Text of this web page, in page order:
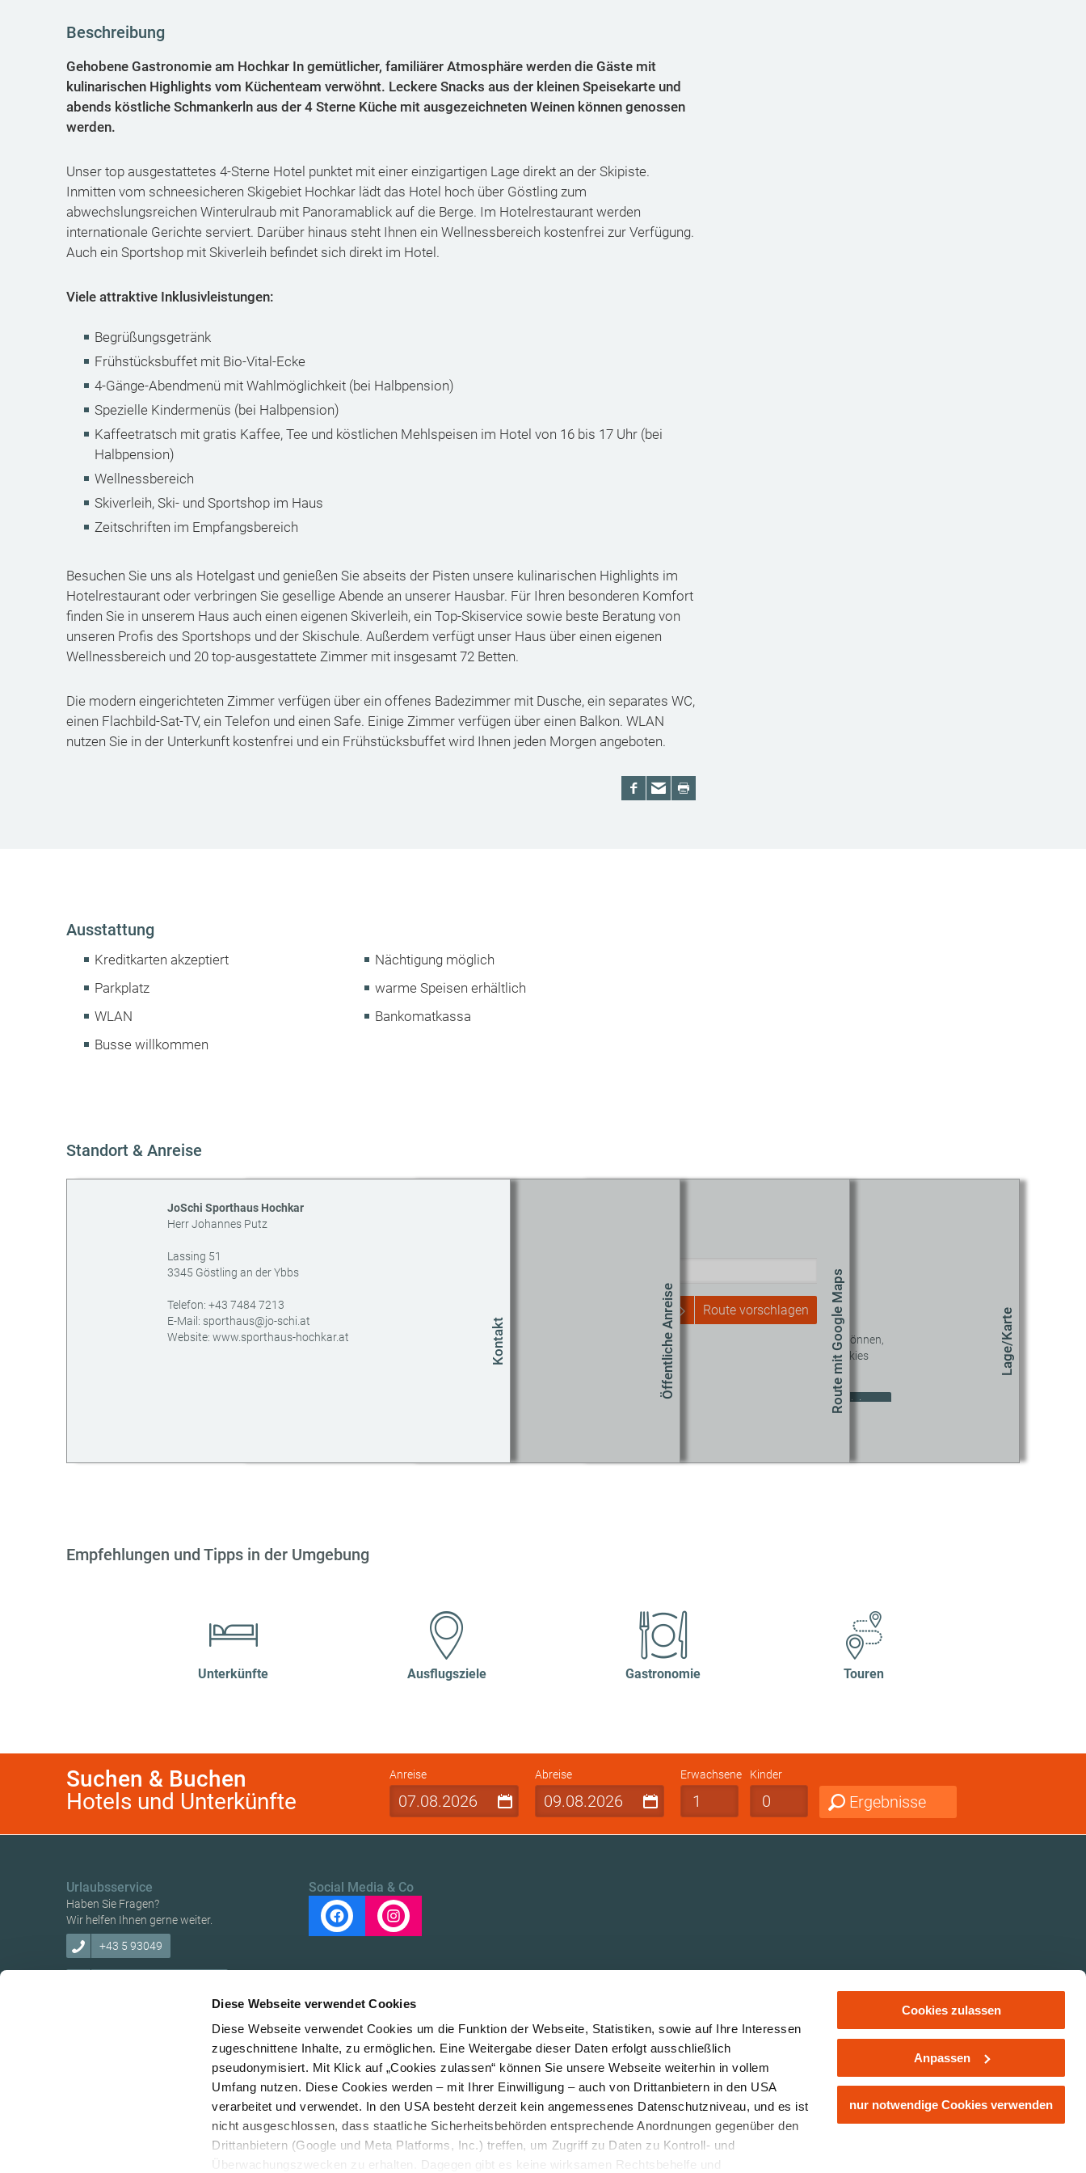
Diese Webseite verwendet Cookies
Diese Webseite verwendet Cookies um die Funktion der Webseite, Statistiken, sowie auf Ihre Interessen
zugeschnittene Inhalte, zu ermöglichen. Eine Weitergabe dieser Daten erfolgt ausschließlich
pseudonymisiert. Mit Klick auf „Cookies zulassen“ können Sie unsere Webseite weiterhin in vollem
Umfang nutzen. Diese Cookies werden – mit Ihrer Einwilligung – auch von Drittanbietern in den USA
verarbeitet und verwendet. In den USA besteht derzeit kein angemessenes Datenschutzniveau, und es ist
nicht ausgeschlossen, dass staatliche Sicherheitsbehörden entsprechende Anordnungen gegenüber den
Drittanbietern (Google und Meta Platforms, Inc.) treffen, um Zugriff zu Daten zu Kontroll- und
Überwachungszwecken zu erhalten. Dagegen gibt es keine wirksamen Rechtsbehelfe und
Cookies zulassen
Anpassen
nur notwendige Cookies verwenden
Beschreibung
Gehobene Gastronomie am Hochkar In gemütlicher, familiärer Atmosphäre werden die Gäste mit
kulinarischen Highlights vom Küchenteam verwöhnt. Leckere Snacks aus der kleinen Speisekarte und
abends köstliche Schmankerln aus der 4 Sterne Küche mit ausgezeichneten Weinen können genossen
werden.
Unser top ausgestattetes 4-Sterne Hotel punktet mit einer einzigartigen Lage direkt an der Skipiste.
Inmitten vom schneesicheren Skigebiet Hochkar lädt das Hotel hoch über Göstling zum
abwechslungsreichen Winterulraub mit Panoramablick auf die Berge. Im Hotelrestaurant werden
internationale Gerichte serviert. Darüber hinaus steht Ihnen ein Wellnessbereich kostenfrei zur Verfügung.
Auch ein Sportshop mit Skiverleih befindet sich direkt im Hotel.
Viele attraktive Inklusivleistungen:
Begrüßungsgetränk
Frühstücksbuffet mit Bio-Vital-Ecke
4-Gänge-Abendmenü mit Wahlmöglichkeit (bei Halbpension)
Spezielle Kindermenüs (bei Halbpension)
Kaffeetratsch mit gratis Kaffee, Tee und köstlichen Mehlspeisen im Hotel von 16 bis 17 Uhr (bei
Halbpension)
Wellnessbereich
Skiverleih, Ski- und Sportshop im Haus
Zeitschriften im Empfangsbereich
Besuchen Sie uns als Hotelgast und genießen Sie abseits der Pisten unsere kulinarischen Highlights im
Hotelrestaurant oder verbringen Sie gesellige Abende an unserer Hausbar. Für Ihren besonderen Komfort
finden Sie in unserem Haus auch einen eigenen Skiverleih, ein Top-Skiservice sowie beste Beratung von
unseren Profis des Sportshops und der Skischule. Außerdem verfügt unser Haus über einen eigenen
Wellnessbereich und 20 top-ausgestattete Zimmer mit insgesamt 72 Betten.
Die modern eingerichteten Zimmer verfügen über ein offenes Badezimmer mit Dusche, ein separates WC,
einen Flachbild-Sat-TV, ein Telefon und einen Safe. Einige Zimmer verfügen über einen Balkon. WLAN
nutzen Sie in der Unterkunft kostenfrei und ein Frühstücksbuffet wird Ihnen jeden Morgen angeboten.
Ausstattung
Kreditkarten akzeptiert
Nächtigung möglich
Parkplatz
warme Speisen erhältlich
WLAN
Bankomatkassa
Busse willkommen
Standort & Anreise
Kontakt
JoSchi Sporthaus Hochkar
Herr Johannes Putz
Lassing 51
3345 Göstling an der Ybbs
Telefon: +43 7484 7213
E-Mail: sporthaus@jo-schi.at
Website: www.sporthaus-hochkar.at Öffentliche Anreise Route mit Google Maps
Route vorschlagen Lage/Karte
Um diesen Inhalt sehen zu können,
müssen Sie unseren Cookies
Cookie-Einstellungen aktualisieren
Empfehlungen und Tipps in der Umgebung
Unterkünfte Ausflugsziele Gastronomie Touren
Suchen & Buchen
Hotels und Unterkünfte
Anreise Abreise Erwachsene Kinder
Ergebnisse
Urlaubsservice
Haben Sie Fragen?
Wir helfen Ihnen gerne weiter.
+43 5 93049
Social Media & Co
Copyright © Verein Ybbstaler Alpen Impressum Datenschutz Jobs